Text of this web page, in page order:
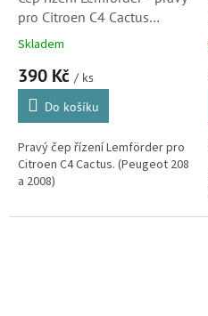
pro Citroen C4 Cactus
(3938601, 1628950180)
Skladem
390 Kč / ks
Do košíku
Pravý čep řízení Lemförder pro
Citroen C4 Cactus. (Peugeot 208
a 2008)